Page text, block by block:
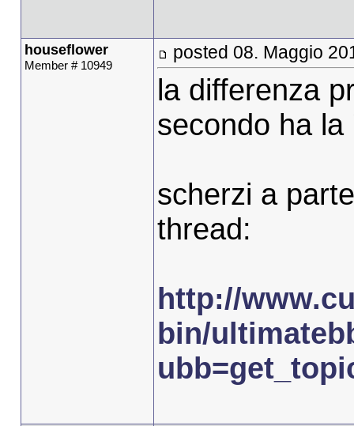
houseflower
Member # 10949
posted 08. Maggio
la differenza
secondo ha
scherzi a
thread:
http://
bin/